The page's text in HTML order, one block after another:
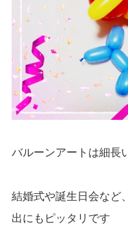
バルーンアートは細長
結婚式や誕生日会など
出にもピッタリです